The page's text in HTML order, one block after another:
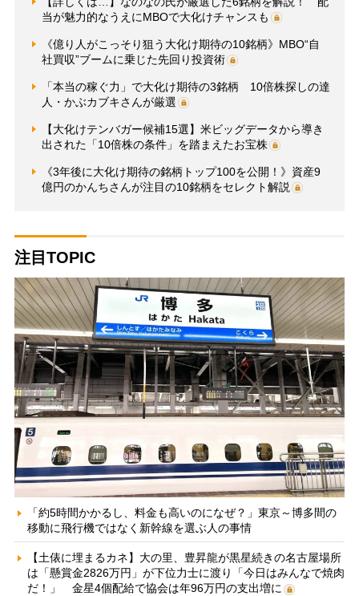
当が魅力的なうえにMBOで大化けチャンスも
《億り人がこっそり狙う大化け期待の10銘柄》MBO“自
社買収”ブームに乗じた先回り投資術
「本当の稼ぐ力」で大化け期待の3銘柄 10倍株探しの達
人・かぶカブキさんが厳選
【大化けテンバガー候補15選】米ビッグデータから導き
出された「10倍株の条件」を踏まえたお宝株
《3年後に大化け期待の銘柄トップ100を公開！》資産9
億円のかんちさんが注目の10銘柄をセレクト解説
注目TOPIC
「約5時間かかるし、料金も高いのになぜ？」東京～博多間の
移動に飛行機ではなく新幹線を選ぶ人の事情
【土俵に埋まるカネ】大の里、豊昇龍が黒星続きの名古屋場所
は「懸賞金2826万円」が下位力士に渡り「今日はみんなで焼肉
だ！」 金星4個配給で協会は年96万円の支出増に